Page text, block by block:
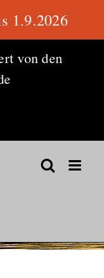
von den
1.9.2026